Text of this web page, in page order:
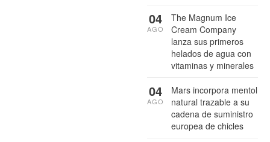
The Magnum Ice
Cream Company
lanza sus primeros
helados de agua con
vitaminas y minerales
04
AGO
Mars incorpora mentol
natural trazable a su
cadena de suministro
europea de chicles
04
AGO